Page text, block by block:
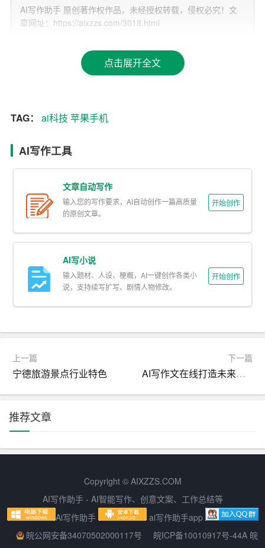
iPhone 16系列的AI功能将包括自动总结信息、生成图像、
表情符号，或者通过主题、服装、配饰、地点等概念即时
生成图像。此外，AI还将帮助用户充分利用不断变大的照
自动视频创作。
nce将能够在保护用户隐私的同时提供个性化的智能服务。
这些服务将深度集成在iOS 18、iPadOS 18和macOS Seq
uoia中，利用苹果芯片的能力来理解并创造语言和图像，
可以跨应用地执行操作，并利用个人信息简化和加速日常
任务。
尽管如此，有报道称国行版本的iPhone 16可能不会搭载AI
功能，这可能会影响其在中国市场的竞争力。而苹果的AI
功能预计将在英语版的iPhone 16中首次亮相，其他语言版
本可能会稍晚推出。
供了新的可能性。
其他关于iphone16的话题：
iPhone 16的AI图像生成功能如何工作？
iPhone 16的AI图像生成功能主要通过“Apple Intelligence”
成，以及先进的机器学习模型，来理解和创造图像。具体
来说，这项功能可能包括以下几个方面：
自然语言描述生成图像：用户可以通过描述他们想要的
图像内容，系统会根据这些描述生成相应的图像。例
AI写作助手 原创著作权作品，未经授权转载，侵权必究！文
章网址：https://aixzzs.com/3018.html
点击展开全文
TAG： ai科技 苹果手机
AI写作工具
文章自动写作
输入您的写作要求，AI自动创作一篇高质量
的原创文章。
开始创作
AI写小说
输入题材、人设、梗概，AI一键创作各类小
说，支持续写扩写、剧情人物修改。
开始创作
上一篇
宁德旅游景点行业特色
下一篇
AI写作文在线打造未来写作之星
推荐文章
Copyright © AIXZZS.COM
AI写作助手 - AI智能写作、创意文案、工作总结等
Ai写作助手
ai写作助手app
皖公网安备34070502000117号
皖ICP备10010917号-44A 皖